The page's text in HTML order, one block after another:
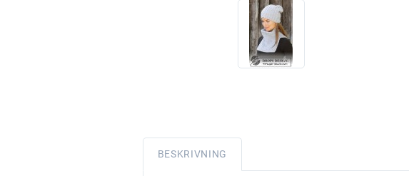
BESKRIVNING